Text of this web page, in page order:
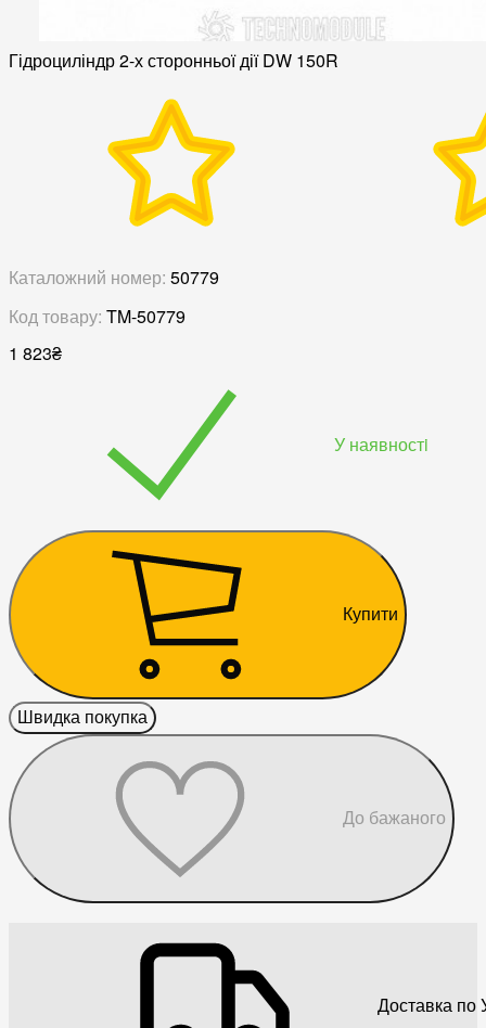
Гідроциліндр 2-х сторонньої дії DW 150R
Каталожний номер: 50779
Код товару: TM-50779
1 823₴
У наявностi
Купити
Швидка покупка
До бажаного
Доставка по